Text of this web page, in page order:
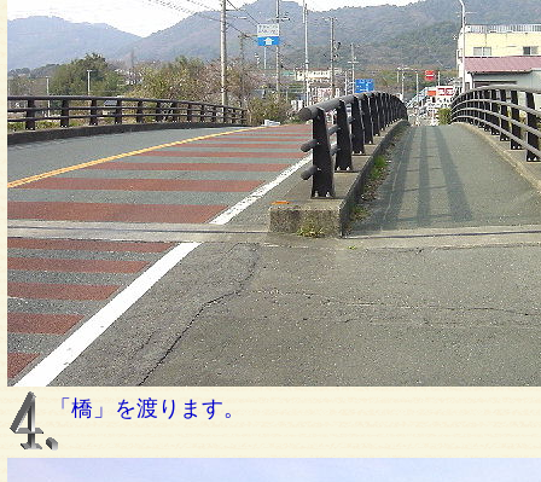
「橋」を渡ります。